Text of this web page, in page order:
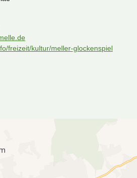
freizeit/kultur/meller-glockenspiel